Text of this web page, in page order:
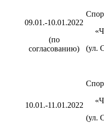
09.01.-10.01.2022
(по
согласованию)
(ул.
10.01.-11.01.2022
(ул.